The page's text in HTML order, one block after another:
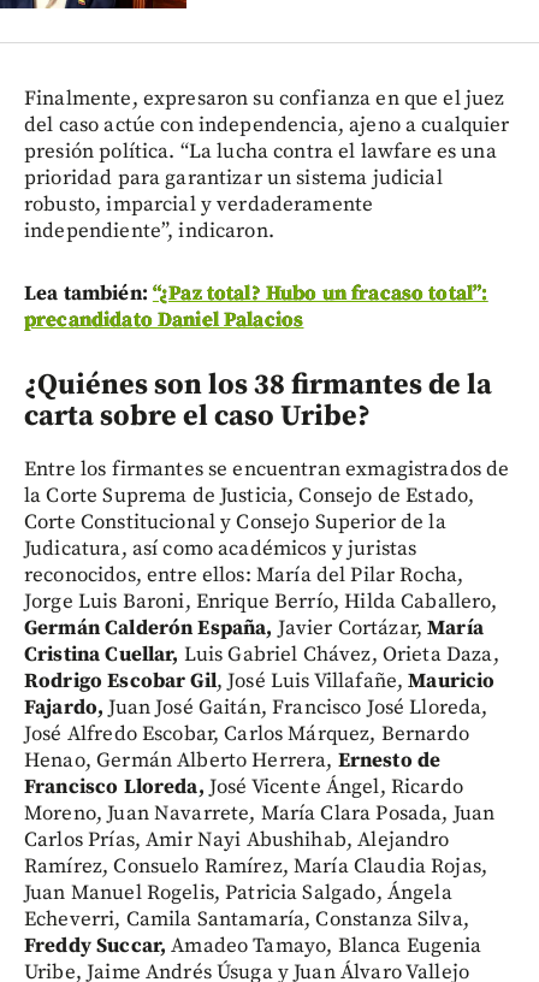
Finalmente, expresaron su confianza en que el juez
del caso actúe con independencia, ajeno a cualquier
presión política. “La lucha contra el lawfare es una
prioridad para garantizar un sistema judicial
robusto, imparcial y verdaderamente
independiente”, indicaron.
Lea también: “¿Paz total? Hubo un fracaso total”:
precandidato Daniel Palacios
¿Quiénes son los 38 firmantes de la
carta sobre el caso Uribe?
Entre los firmantes se encuentran exmagistrados de
la Corte Suprema de Justicia, Consejo de Estado,
Corte Constitucional y Consejo Superior de la
Judicatura, así como académicos y juristas
reconocidos, entre ellos: María del Pilar Rocha,
Jorge Luis Baroni, Enrique Berrío, Hilda Caballero,
Germán Calderón España, Javier Cortázar,María
Cristina Cuellar, Luis Gabriel Chávez, Orieta Daza,
Rodrigo Escobar Gil, José Luis Villafañe, Mauricio
Fajardo, Juan José Gaitán, Francisco José Lloreda,
José Alfredo Escobar, Carlos Márquez, Bernardo
Henao, Germán Alberto Herrera, Ernesto de
Francisco Lloreda, José Vicente Ángel, Ricardo
Moreno, Juan Navarrete, María Clara Posada, Juan
Carlos Prías, Amir Nayi Abushihab, Alejandro
Ramírez, Consuelo Ramírez, María Claudia Rojas,
Juan Manuel Rogelis, Patricia Salgado, Ángela
Echeverri, Camila Santamaría, Constanza Silva,
Freddy Succar, Amadeo Tamayo, Blanca Eugenia
Uribe, Jaime Andrés Úsuga y Juan Álvaro Vallejo